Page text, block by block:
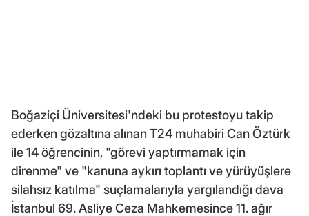
Boğaziçi Üniversitesi'ndeki bu protestoyu takip
ederken gözaltına alınan T24 muhabiri Can Öztürk
ile 14 öğrencinin, "görevi yaptırmamak için
direnme" ve "kanuna aykırı toplantı ve yürüyüşlere
silahsız katılma" suçlamalarıyla yargılandığı dava
İstanbul 69. Asliye Ceza Mahkemesince 11. ağır